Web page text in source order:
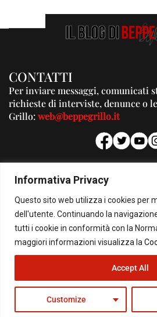
Informativa Privacy
Questo sito web utilizza i cookies per
dell'utente. Continuando la
tutti i cookie in conformità con la
maggiori informazioni visualizza la
Customize
Accept All
CONTATTI
Per inviare messaggi, comunicati
richieste di interviste, denunce o
Grillo:web@beppegrillo.it
Per la tua
© Copyright 2026 - Il Blog di Beppe Grillo. All
happygrafic.com